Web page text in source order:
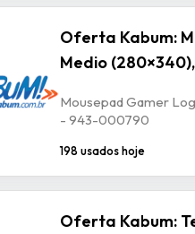
Oferta Kabum:
Medio
Mousepad Gamer
- 943-000790
198 usados hoje
Oferta Kabum: